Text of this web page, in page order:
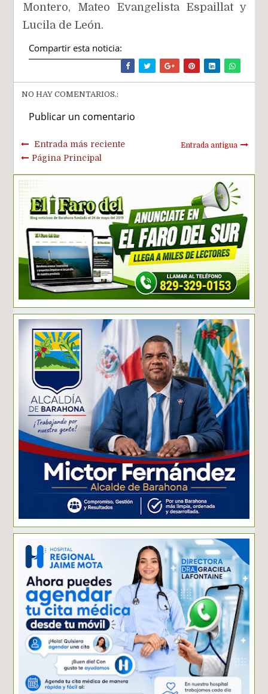
Montero, Mateo Evangelista Espaillat y
Lucila de León.
Compartir esta noticia:
NO HAY COMENTARIOS.:
Publicar un comentario
Entrada más reciente Entrada antigua
Página Principal